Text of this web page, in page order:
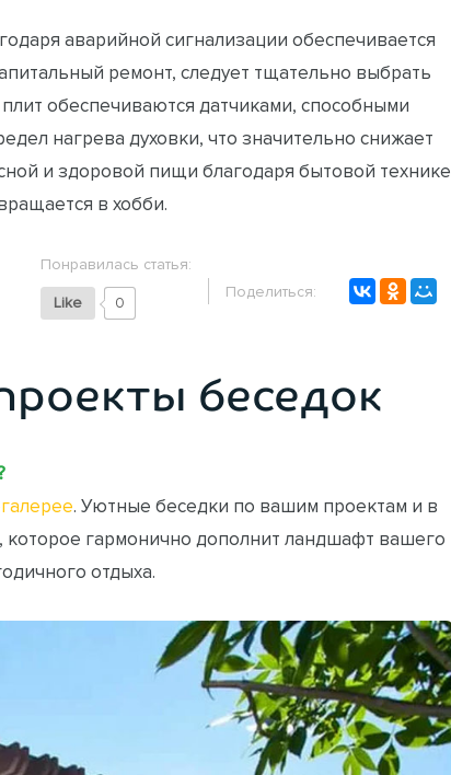
аварийной сигнализации обеспечивается
ремонт, следует тщательно выбрать
обеспечиваются датчиками, способными
нагрева духовки, что значительно снижает
и здоровой пищи благодаря бытовой технике
в хобби.
Понравилась статья:
Like 0
Поделиться:
беседок
. Уютные беседки по вашим проектам и в
гармонично дополнит ландшафт вашего
отдыха.